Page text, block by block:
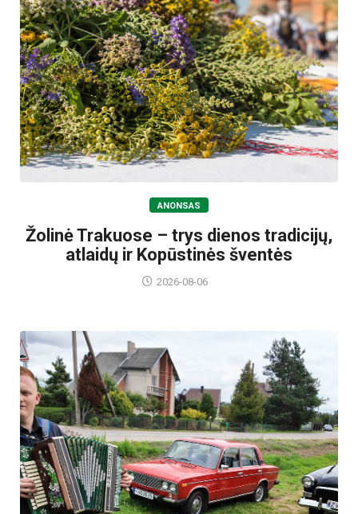
ANONSAS
Žolinė Trakuose – trys dienos tradicijų,
atlaidų ir Kopūstinės šventės
2026-08-06